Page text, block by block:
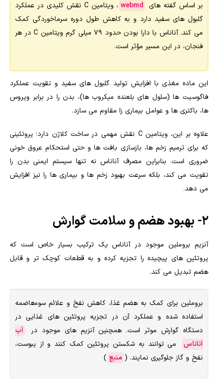
بر اساس گفته های webmd
، ویتامین C نقش کلیدی در عملکرد
گلبول های سفید دارد و به کاهش طول دوره سرماخوردگی کمک
می کند. آناناس با دارا بودن حدود 79 میلی گرم ویتامین C در هر
فنجان، در این مسیر مؤثر است.
این ماده مغذی با افزایش تولید گلبول های سفید و تقویت عملکرد
فاگوسیت ها (سلول های بلعنده میکروب ها)، بدن را در برابر ویروس
ها، باکتری ها و عوامل بیماری زا مقاوم می سازد.
علاوه بر این، ویتامین C نقش مهمی در ساخت کلاژن دارد؛ پروتئینی
که برای ترمیم زخم ها، بازسازی بافت ها و حتی استحکام عروق خونی
ضروری است. بنابراین مصرف آناناس نه تنها سیستم ایمنی بدن را
تقویت می کند، بلکه سرعت بهبود زخم ها و بیماری ها را نیز افزایش
می دهد.
۲- بهبود هضم و سلامت گوارش
آنزیم بروملین موجود در آناناس یک ترکیب بسیار خاص است که
پروتئین های پیچیده را تجزیه کرده و به قطعات کوچک تر و قابل
هضم تبدیل می کند.
بروملین برای کمک به هضم غذا، کاهش نفخ و علائم سوءهاضمه
استفاده شده و عملکرد آن در تجزیه پروتئین های غذایی در
دستگاه گوارش موثر است. همچنین آنزیم های موجود در
آب
آناناس
می توانند به شکستن پروتئین کمک کنند و از یبوست،
نفخ و گاز جلوگیری نمایند. ( منبع )